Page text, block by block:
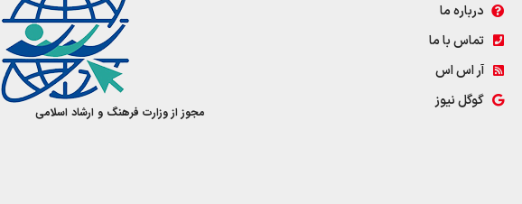
درباره ما
تماس با ما
آر اس اس
گوگل نیوز
مجوز از وزارت فرهنگ و ارشاد اسلامی